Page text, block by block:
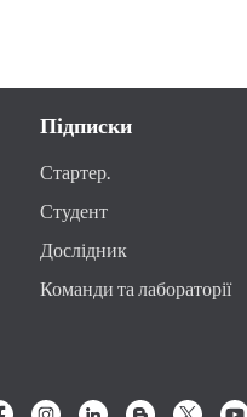
Підписки
Стартер.
Студент
Дослідник
Команди та лабораторії